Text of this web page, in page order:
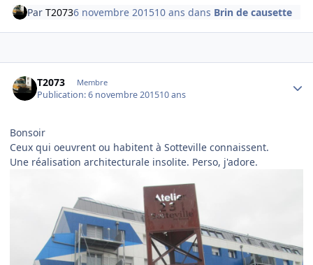
ParT20736 novembre 201510 ans dans Brin de causette
T2073 Membre
Publication:6 novembre 201510 ans
Bonsoir
Ceux qui oeuvrent ou habitent à Sotteville connaissent.
Une réalisation architecturale insolite. Perso, j'adore.